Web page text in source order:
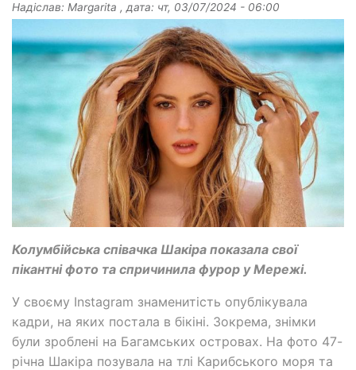
Надіслав: Margarita , дата: чт, 03/07/2024 - 06:00
Колумбійська співачка Шакіра показала свої
пікантні фото та спричинила фурор у Мережі.
У своєму Instagram знаменитість опублікувала
кадри, на яких постала в бікіні. Зокрема, знімки
були зроблені на Багамських островах. На фото 47-
річна Шакіра позувала на тлі Карибського моря та